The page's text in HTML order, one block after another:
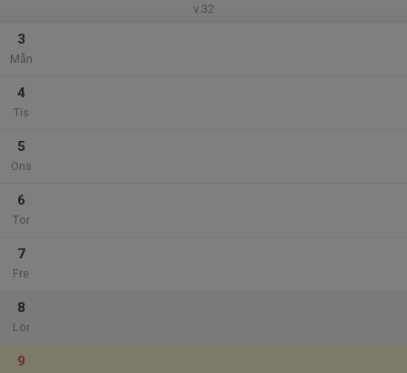
v.32
3
Mån
4
Tis
5
Ons
6
Tor
7
Fre
8
Lör
9